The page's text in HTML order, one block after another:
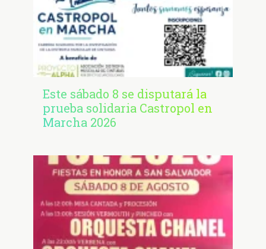
Este sábado 8 se disputará la
prueba solidaria Castropol en
Marcha 2026